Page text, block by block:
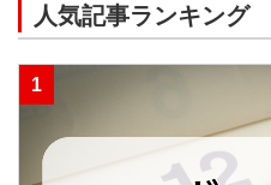
人気記事ランキング